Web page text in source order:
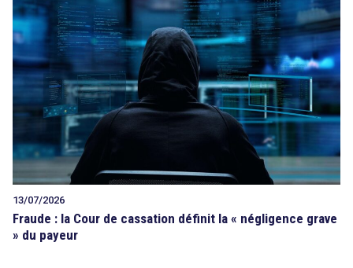
13/07/2026
Fraude : la Cour de cassation définit la « négligence grave
» du payeur